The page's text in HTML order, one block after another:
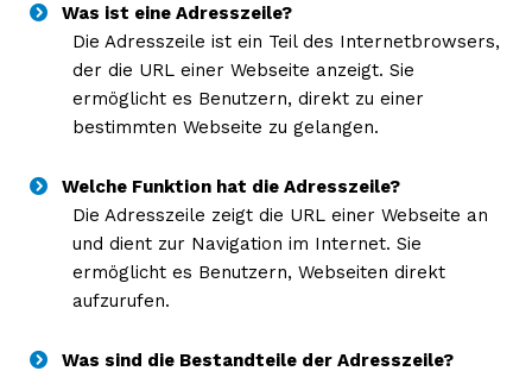
Was ist eine Adresszeile?
Die Adresszeile ist ein Teil des Internetbrowsers,
der die URL einer Webseite anzeigt. Sie
ermöglicht es Benutzern, direkt zu einer
bestimmten Webseite zu gelangen.
Welche Funktion hat die Adresszeile?
Die Adresszeile zeigt die URL einer Webseite an
und dient zur Navigation im Internet. Sie
ermöglicht es Benutzern, Webseiten direkt
aufzurufen.
Was sind die Bestandteile der Adresszeile?